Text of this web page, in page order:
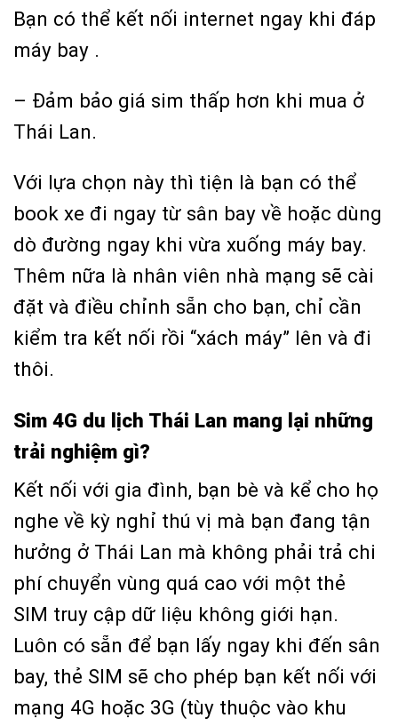
Bạn có thể kết nối internet ngay khi đáp
máy bay .
– Đảm bảo giá sim thấp hơn khi mua ở
Thái Lan.
Với lựa chọn này thì tiện là bạn có thể
book xe đi ngay từ sân bay về hoặc dùng
dò đường ngay khi vừa xuống máy bay.
Thêm nữa là nhân viên nhà mạng sẽ cài
đặt và điều chỉnh sẵn cho bạn, chỉ cần
kiểm tra kết nối rồi “xách máy” lên và đi
thôi.
Sim 4G du lịch Thái Lan mang lại những
trải nghiệm gì?
Kết nối với gia đình, bạn bè và kể cho họ
nghe về kỳ nghỉ thú vị mà bạn đang tận
hưởng ở Thái Lan mà không phải trả chi
phí chuyển vùng quá cao với một thẻ
SIM truy cập dữ liệu không giới hạn.
Luôn có sẵn để bạn lấy ngay khi đến sân
bay, thẻ SIM sẽ cho phép bạn kết nối với
mạng 4G hoặc 3G (tùy thuộc vào khu